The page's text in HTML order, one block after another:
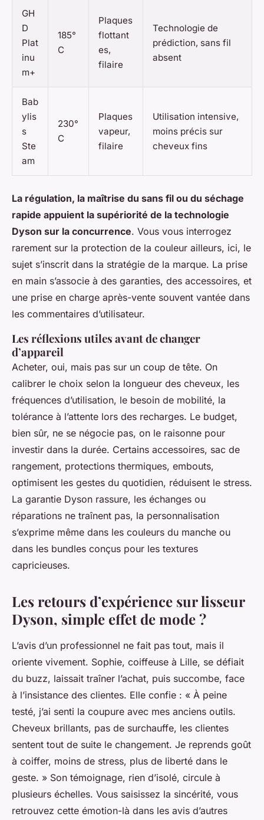
GH
D
Plat
inu
m+
185°
C
Plaques
flottant
es,
filaire
Technologie de
prédiction, sans fil
absent
Bab
ylis
s
Ste
am
230°
C
Plaques
vapeur,
filaire
Utilisation intensive,
moins précis sur
cheveux fins
La régulation, la maîtrise du sans fil ou du séchage
rapide appuient la supériorité de la technologie
Dyson sur la concurrence. Vous vous interrogez
rarement sur la protection de la couleur ailleurs, ici, le
sujet s’inscrit dans la stratégie de la marque. La prise
en main s’associe à des garanties, des accessoires, et
une prise en charge après-vente souvent vantée dans
les commentaires d’utilisateur.
Les réflexions utiles avant de changer
d’appareil
Acheter, oui, mais pas sur un coup de tête. On
calibrer le choix selon la longueur des cheveux, les
fréquences d’utilisation, le besoin de mobilité, la
tolérance à l’attente lors des recharges. Le budget,
bien sûr, ne se négocie pas, on le raisonne pour
investir dans la durée. Certains accessoires, sac de
rangement, protections thermiques, embouts,
optimisent les gestes du quotidien, réduisent le stress.
La garantie Dyson rassure, les échanges ou
réparations ne traînent pas, la personnalisation
s’exprime même dans les couleurs du manche ou
dans les bundles conçus pour les textures
capricieuses.
Les retours d’expérience sur lisseur
Dyson, simple effet de mode ?
L’avis d’un professionnel ne fait pas tout, mais il
oriente vivement. Sophie, coiffeuse à Lille, se défiait
du buzz, laissait traîner l’achat, puis succombe, face
à l’insistance des clientes. Elle confie : « À peine
testé, j’ai senti la coupure avec mes anciens outils.
Cheveux brillants, pas de surchauffe, les clientes
sentent tout de suite le changement. Je reprends goût
à coiffer, moins de stress, plus de liberté dans le
geste. » Son témoignage, rien d’isolé, circule à
plusieurs échelles. Vous saisissez la sincérité, vous
retrouvez cette émotion-là dans les avis d’autres